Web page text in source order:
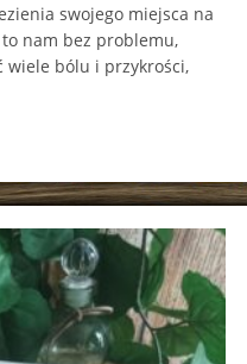
swojego miejsca na
nam bez problemu,
wiele bólu i przykrości,